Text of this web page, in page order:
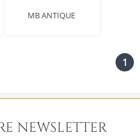
MB ANTIQUE
1
NEWSLETTER